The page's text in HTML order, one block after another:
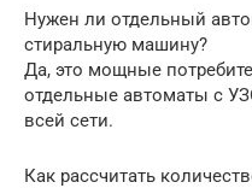
Нужен ли отдельный
стиральную машину?
Да, это мощные
отдельные автоматы с
всей сети.
Как рассчитать